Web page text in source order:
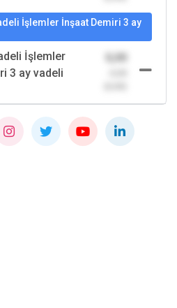
İşlemler İnşaat Demiri 3 ay
İşlemler
3 ay vadeli